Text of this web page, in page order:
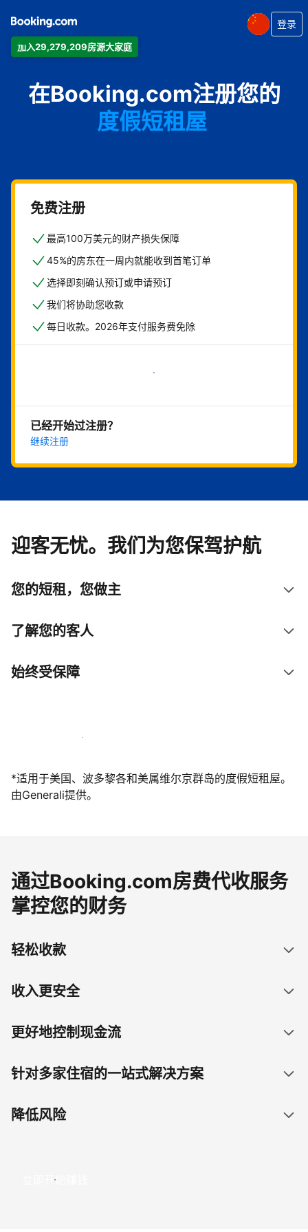
加入29,279,209房源大家庭
登录
在Booking.com注册您的
公寓
酒店
度假短租屋
住宿加早餐旅馆
免费注册
最高100万美元的财产损失保障
45%的房东在一周内就能收到首笔订单
选择即刻确认预订或申请预订
我们将协助您收款
每日收款。2026年支付服务费免除
立即开始
已经开始过注册？
继续注册
迎客无忧。我们为您保驾护航
您的短租，您做主
了解您的客人
始终受保障
立即与我们一起迎接客人
*适用于美国、波多黎各和美属维尔京群岛的度假短租屋。
由Generali提供。
通过Booking.com房费代收服务
掌控您的财务
轻松收款
收入更安全
更好地控制现金流
针对多家住宿的一站式解决方案
降低风险
立即开始赚钱